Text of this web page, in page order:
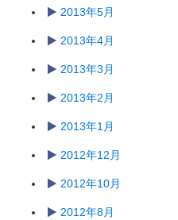
2013年5月
2013年4月
2013年3月
2013年2月
2013年1月
2012年12月
2012年10月
2012年8月